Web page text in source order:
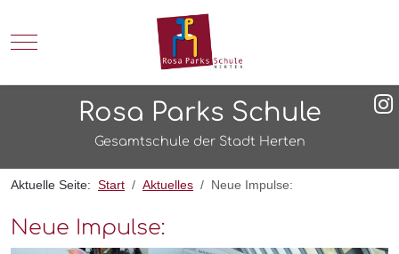
Mobile Menu Toggle
Rosa Parks Schule
Gesamtschule der Stadt Herten
Aktuelle Seite: Start Aktuelles Neue Impulse:
Neue Impulse: